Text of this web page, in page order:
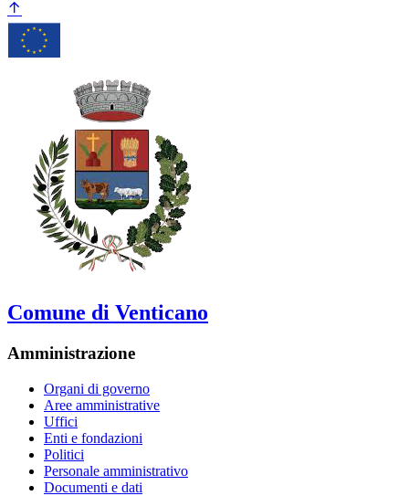
Comune di Venticano
Amministrazione
Organi di governo
Aree amministrative
Uffici
Enti e fondazioni
Politici
Personale amministrativo
Documenti e dati